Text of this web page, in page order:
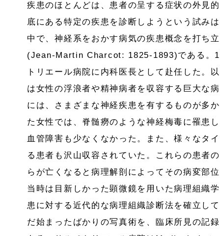
疾患のほとんどは、患者の呈する症状の外見
底にある特定の疾患を診断しようという試み
中で、神経系をおかす病気の疾患概念を打ち
(Jean-Martin Charcot: 1825-1893)である。
トリエール病院に内科医長として赴任した。
は女性の浮浪者や精神病者を収容する巨大な
には、さまざまな神経疾患を有するものが多
た女性では、脊髄癆のような神経梅毒に罹患
血管障害も少なくなかった。また、様々なタ
る患者も沢山収容されていた。これらの患者
らが亡くなると病理解剖によってその病変部
当時は目新しかった顕微鏡を用いた病理組織
患に対する近代的な病理組織診断法を確立し
だ始まったばかりの写真術を、臨床所見の記